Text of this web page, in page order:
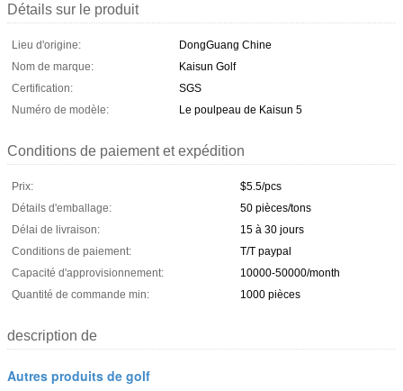
Détails sur le produit
Lieu d'origine:
DongGuang Chine
Nom de marque:
Kaisun Golf
Certification:
SGS
Numéro de modèle:
Le poulpeau de Kaisun 5
Conditions de paiement et expédition
Prix:
$5.5/pcs
Détails d'emballage:
50 pièces/tons
Délai de livraison:
15 à 30 jours
Conditions de paiement:
T/T paypal
Capacité d'approvisionnement:
10000-50000/month
Quantité de commande min:
1000 pièces
description de
Autres produits de golf